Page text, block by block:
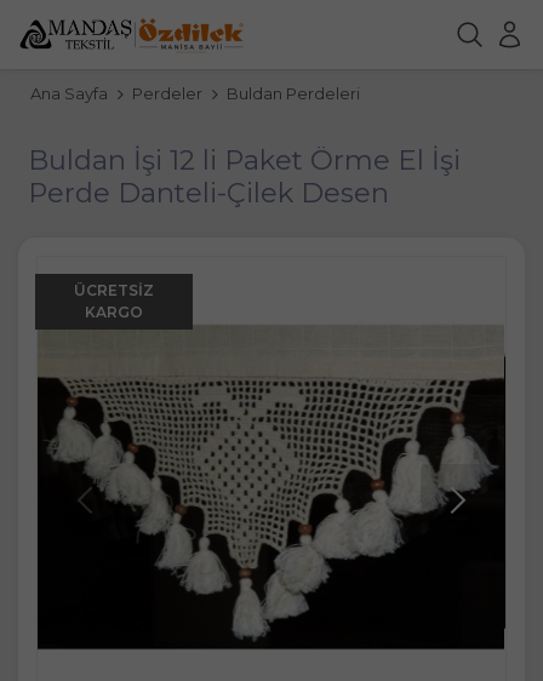
Ana Sayfa Perdeler Buldan Perdeleri
Buldan İşi 12 li Paket Örme El İşi
Perde Danteli-Çilek Desen
ÜCRETSIZ
KARGO